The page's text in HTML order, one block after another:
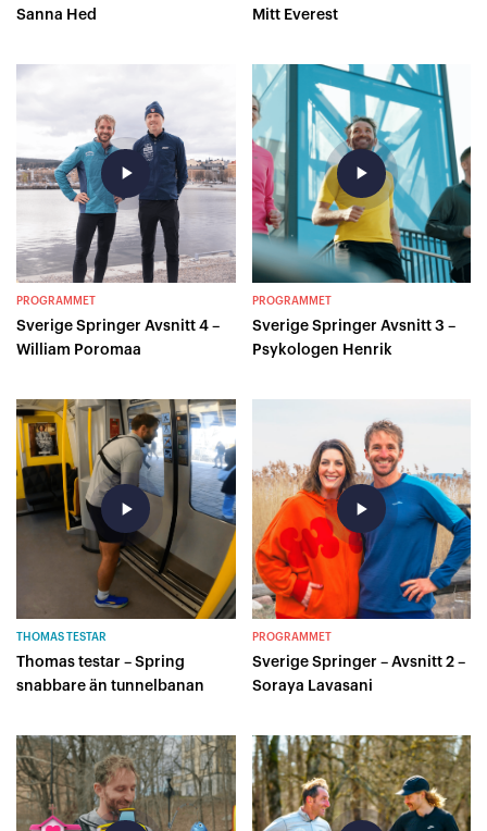
Sanna Hed
Mitt Everest
play_arrow
PROGRAMMET
Sverige Springer Avsnitt 4 –
William Poromaa
play_arrow
PROGRAMMET
Sverige Springer Avsnitt 3 –
Psykologen Henrik
play_arrow
THOMAS TESTAR
Thomas testar – Spring
snabbare än tunnelbanan
play_arrow
PROGRAMMET
Sverige Springer – Avsnitt 2 –
Soraya Lavasani